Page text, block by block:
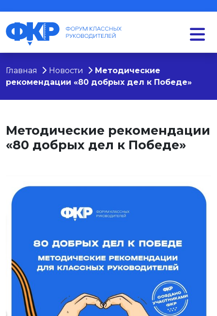
Главная Новости
Методические
рекомендации «80 добрых дел к Победе»
Методические рекомендации
«80 добрых дел к Победе»